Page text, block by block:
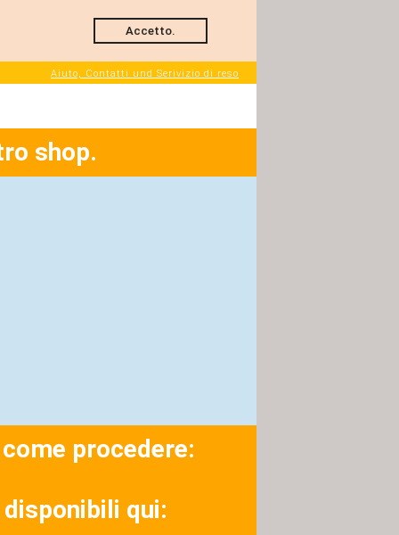
shop.
procedere:
qui:
Aiuto, Contatti und Serivizio di reso
Accetto.